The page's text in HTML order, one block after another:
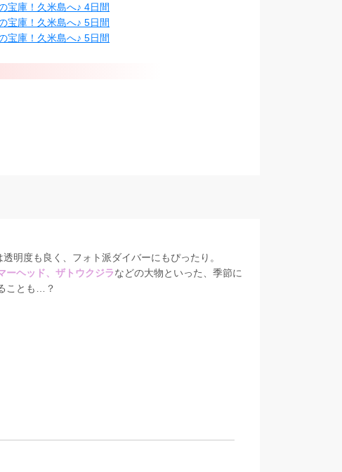
宝庫！久米島へ♪ 4日間
宝庫！久米島へ♪ 5日間
宝庫！久米島へ♪ 5日間
透明度も良く、フォト派ダイバーにもぴったり。
ーヘッド、ザトウクジラなどの大物といった、季節に
ことも…？